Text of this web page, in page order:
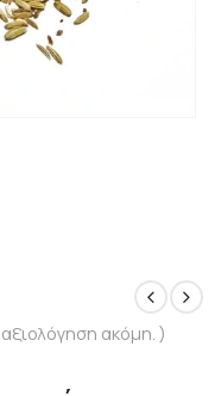
ακόμη. )